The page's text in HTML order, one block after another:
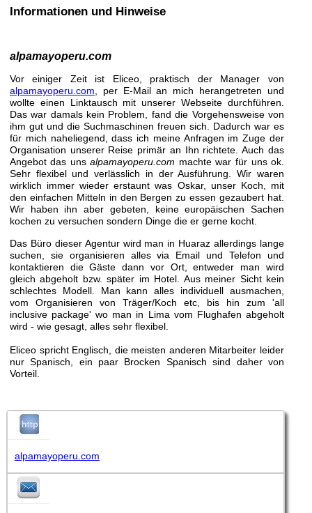
Informationen und Hinweise
alpamayoperu.com
Vor einiger Zeit ist Eliceo, praktisch der Manager von
alpamayoperu.com , per E-Mail an mich herangetreten und
wollte einen Linktausch mit unserer Webseite durchführen.
Das war damals kein Problem, fand die Vorgehensweise von
ihm gut und die Suchmaschinen freuen sich. Dadurch war es
für mich naheliegend, dass ich meine Anfragen im Zuge der
Organisation unserer Reise primär an Ihn richtete. Auch das
Angebot das unsalpamayoperu.com machte war für uns ok.
Sehr flexibel und verlässlich in der Ausführung. Wir waren
wirklich immer wieder erstaunt was Oskar, unser Koch, mit
den einfachen Mitteln in den Bergen zu essen gezaubert hat.
Wir haben ihn aber gebeten, keine europäischen Sachen
kochen zu versuchen sondern Dinge die er gerne kocht.
Das Büro dieser Agentur wird man in Huaraz allerdings lange
suchen, sie organisieren alles via Email und Telefon und
kontaktieren die Gäste dann vor Ort, entweder man wird
gleich abgeholt bzw. später im Hotel. Aus meiner Sicht kein
schlechtes Modell. Man kann alles individuell ausmachen,
vom Organisieren von Träger/Koch etc, bis hin zum 'all
inclusive package' wo man in Lima vom Flughafen abgeholt
wird - wie gesagt, alles sehr flexibel.
Eliceo spricht Englisch, die meisten anderen Mitarbeiter leider
nur Spanisch, ein paar Brocken Spanisch sind daher von
Vorteil.
alpamayoperu.com